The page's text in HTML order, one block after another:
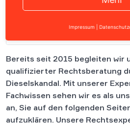
Bereits seit 2015 begleiten wir
qualifizierter Rechtsberatung
Dieselskandal. Mit unserer
Fachwissen sehen wir es als
an, Sie auf den folgenden
aufzuklären. Unsere
Impressum